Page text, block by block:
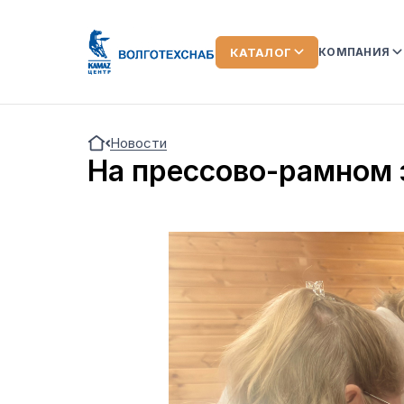
КАТАЛОГ КОМПАНИЯ
ЛИЗИНГ
НОВОСТИ
Новости
На прессово-рамном